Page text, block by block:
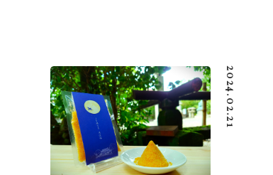
2024.02.21